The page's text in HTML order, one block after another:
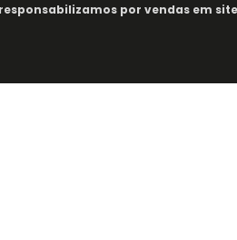
por vendas em